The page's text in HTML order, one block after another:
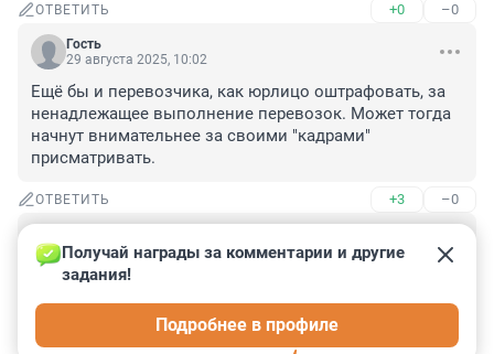
ОТВЕТИТЬ +0 –0
Гость
29 августа 2025, 10:02
Ещё бы и перевозчика, как юрлицо оштрафовать, за
ненадлежащее выполнение перевозок. Может тогда
начнут внимательнее за своими "кадрами"
присматривать.
ОТВЕТИТЬ +3 –0
29 августа 2025, 09:35
Ну и что? Постоянно водители автобусов говорят по
телефону или по видеосвязи, когда водят автобусы,
например 225, 288, 253 - и их никто не штрафует
Получай награды за комментарии и другие
задания!
Подробнее в профиле